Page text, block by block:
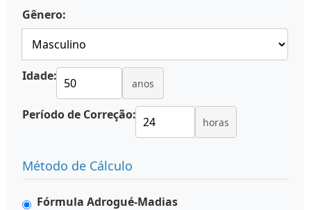
Gênero:
Idade: anos
Período de Correção: horas
Método de Cálculo
Fórmula Adrogué-Madias